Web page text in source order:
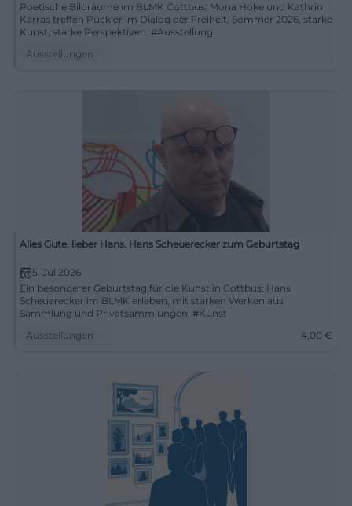
Poetische Bildräume im BLMK Cottbus: Mona Höke und Kathrin
Karras treffen Pückler im Dialog der Freiheit. Sommer 2026, starke
Kunst, starke Perspektiven. #Ausstellung
Ausstellungen
Alles Gute, lieber Hans. Hans Scheuerecker zum Geburtstag
5. Jul 2026
Ein besonderer Geburtstag für die Kunst in Cottbus: Hans
Scheuerecker im BLMK erleben, mit starken Werken aus
Sammlung und Privatsammlungen. #Kunst
Ausstellungen
4,00 €